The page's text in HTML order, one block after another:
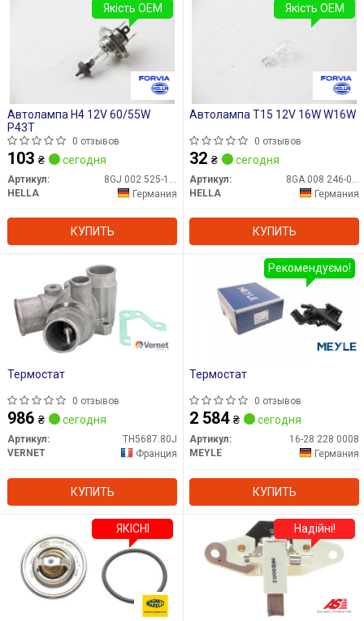
Автолампа H4 12V 60/55W
P43T
0 отзывов
103 ₴ сегодня
Артикул:
8GJ 002 525-131
HELLA
Германия
КУПИТЬ
Якість OEM
Автолампа T15 12V 16W W16W
0 отзывов
32 ₴ сегодня
Артикул:
8GA 008 246-001
HELLA
Германия
КУПИТЬ
Якість OEM
Термостат
0 отзывов
986 ₴ сегодня
Артикул:
TH5687.80J
VERNET
Франция
КУПИТЬ
Термостат
0 отзывов
2 584 ₴ сегодня
Артикул:
16-28 228 0008
MEYLE
Германия
КУПИТЬ
Рекомендуємо!
ЯКІСНІ Надійні!